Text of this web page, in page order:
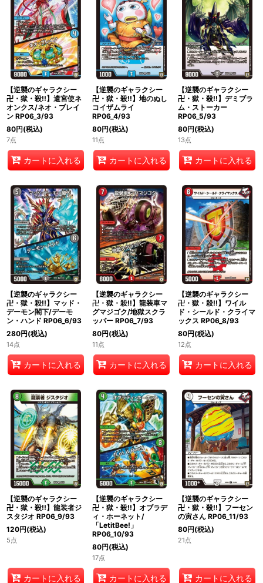
【逆襲のギャラクシー
卍・獄・殺!!】遣宮使ネ
オンクス/ネオ・ブレイ
ン RP06_3/93
80円(税込)
7点
カートに入れる
【逆襲のギャラクシー
卍・獄・殺!!】地のぬし
コイザムライ
RP06_4/93
80円(税込)
11点
カートに入れる
【逆襲のギャラクシー
卍・獄・殺!!】デミブラ
ム・ストーカー
RP06_5/93
80円(税込)
13点
カートに入れる
【逆襲のギャラクシー
卍・獄・殺!!】マッド・
デーモン閣下/デーモ
ン・ハンド RP06_6/93
280円(税込)
14点
カートに入れる
【逆襲のギャラクシー
卍・獄・殺!!】龍装車マ
グマジゴク/地獄スクラ
ッパー RP06_7/93
80円(税込)
11点
カートに入れる
【逆襲のギャラクシー
卍・獄・殺!!】ワイル
ド・シールド・クライマ
ックス RP06_8/93
80円(税込)
12点
カートに入れる
【逆襲のギャラクシー
卍・獄・殺!!】龍装者ジ
スタジオ RP06_9/93
120円(税込)
5点
カートに入れる
【逆襲のギャラクシー
卍・獄・殺!!】オブラデ
ィ・ホーネット/
「LetitBee!」
RP06_10/93
80円(税込)
17点
カートに入れる
【逆襲のギャラクシー
卍・獄・殺!!】フーセン
の寅さん RP06_11/93
80円(税込)
21点
カートに入れる